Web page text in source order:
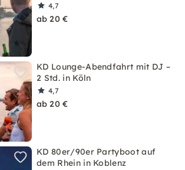
4,7
ab 20 €
KD Lounge-Abendfahrt mit DJ –
2 Std. in Köln
4,7
ab 20 €
KD 80er/90er Partyboot auf
dem Rhein in Koblenz